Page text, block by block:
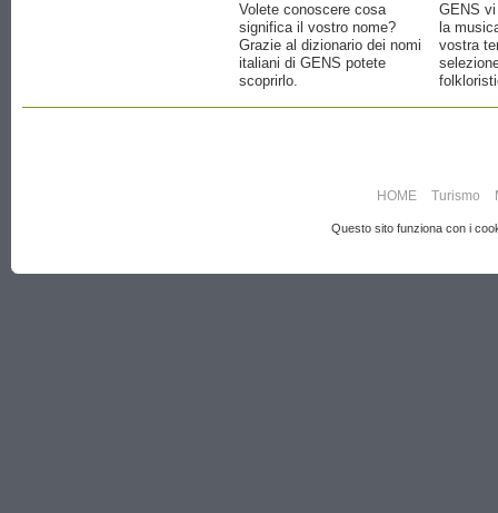
Volete conoscere cosa
significa il vostro nome?
Grazie al dizionario dei nomi
italiani di GENS potete
scoprirlo.
GENS
la
vostra
HOME Turismo
Questo sito funziona con i